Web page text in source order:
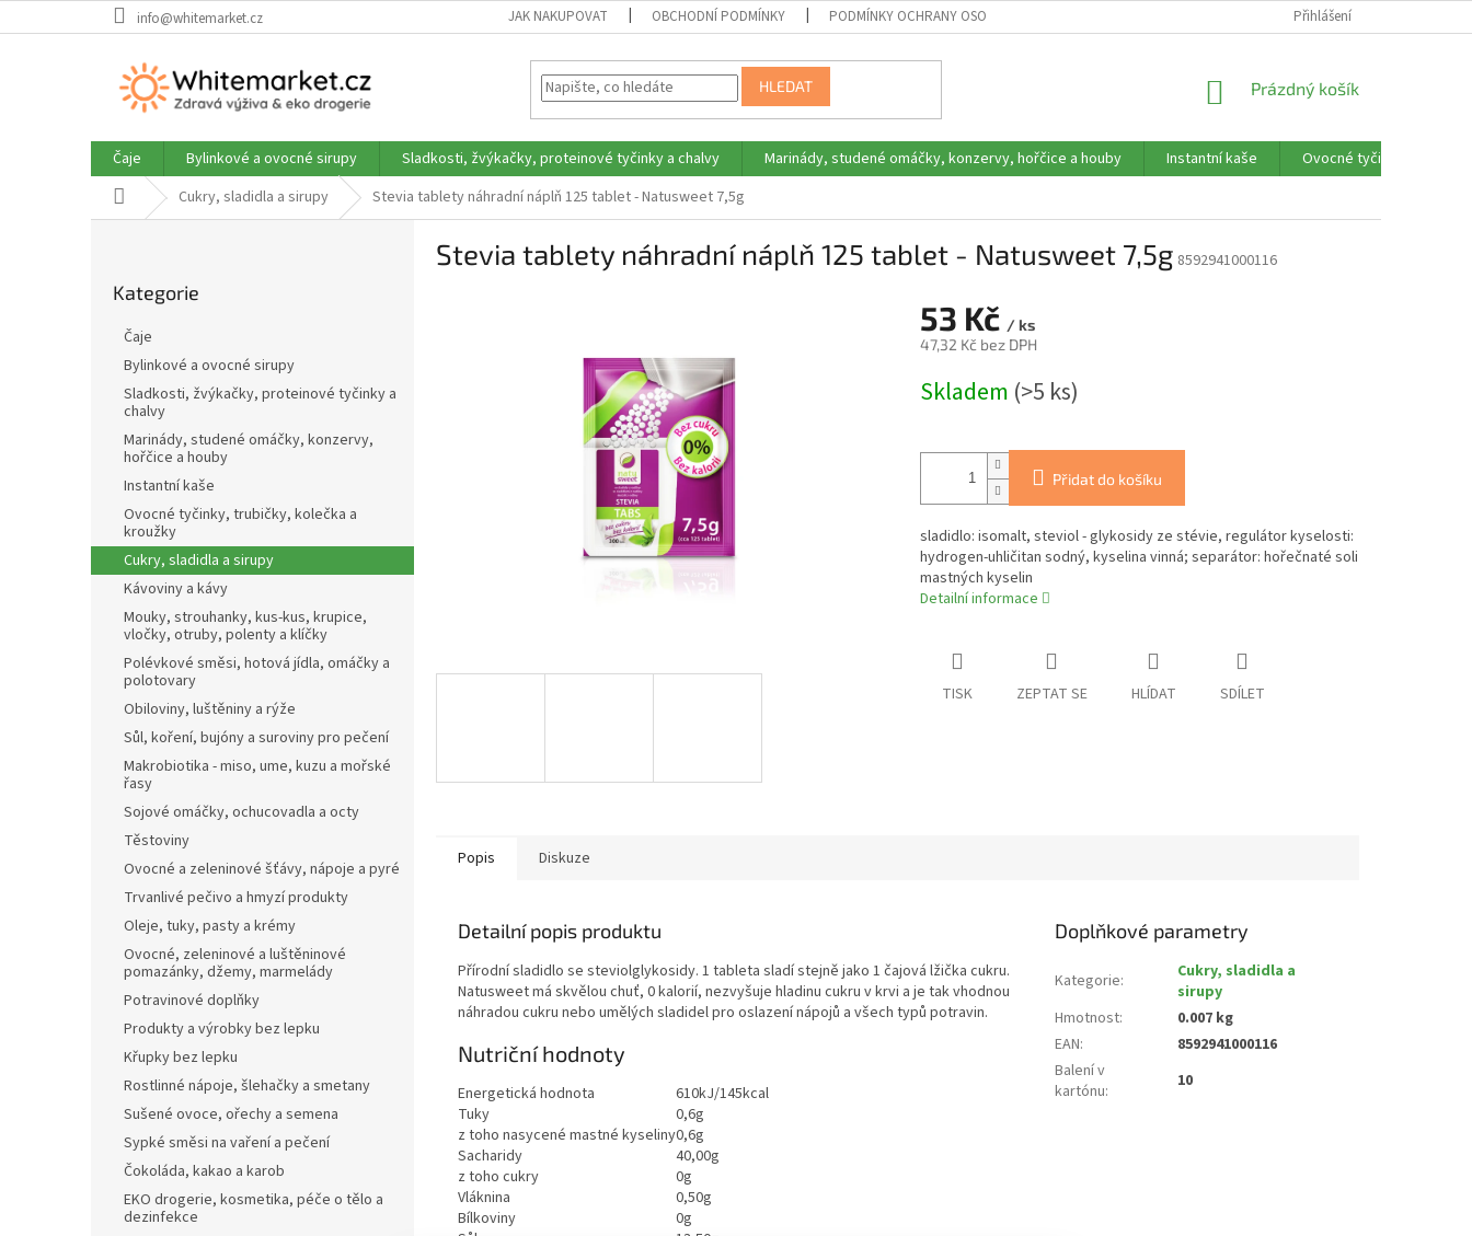
na
info@whitemarket.cz JAK NAKUPOVAT OBCHODNÍ PODMÍNKY PODMÍNKY OCHRANY OSOBNÍCH ÚDAJŮ Přihlášení
HLEDAT
NÁKUPNÍ
Prázdný košík
Čaje Bylinkové a ovocné sirupy Sladkosti, žvýkačky, proteinové tyčinky a chalvy Marinády, studené omáčky, konzervy, hořčice a houby Instantní kaše
Ovocné tyčinky,
Domů Cukry, sladidla a sirupy Stevia tablety náhradní náplň 125 tablet - Natusweet 7,5g
l
kategorie
Kategorie
Čaje
Bylinkové a ovocné sirupy
Sladkosti, žvýkačky, proteinové tyčinky a
chalvy
Marinády, studené omáčky, konzervy,
hořčice a houby
Instantní kaše
Ovocné tyčinky, trubičky, kolečka a
kroužky
Cukry, sladidla a sirupy
Kávoviny a kávy
Mouky, strouhanky, kus-kus, krupice,
vločky, otruby, polenty a klíčky
Polévkové směsi, hotová jídla, omáčky a
polotovary
Obiloviny, luštěniny a rýže
Sůl, koření, bujóny a suroviny pro pečení
Makrobiotika - miso, ume, kuzu a mořské
řasy
Sojové omáčky, ochucovadla a octy
Těstoviny
Ovocné a zeleninové šťávy, nápoje a pyré
Trvanlivé pečivo a hmyzí produkty
Oleje, tuky, pasty a krémy
Ovocné, zeleninové a luštěninové
pomazánky, džemy, marmelády
Potravinové doplňky
Produkty a výrobky bez lepku
Křupky bez lepku
Rostlinné nápoje, šlehačky a smetany
Sušené ovoce, ořechy a semena
Sypké směsi na vaření a pečení
Čokoláda, kakao a karob
EKO drogerie, kosmetika, péče o tělo a
dezinfekce
Stevia tablety náhradní náplň 125 tablet - Natusweet 7,5g 8592941000116
53 Kč / ks
47,32 Kč bez DPH
cena:
Skladem (>5 ks)
Přidat do košíku
sladidlo: isomalt, steviol - glykosidy ze stévie, regulátor kyselosti:
hydrogen-uhličitan sodný, kyselina vinná; separátor: hořečnaté soli
mastných kyselin
Detailní informace
TISK ZEPTAT SE HLÍDAT SDÍLET
Popis Diskuze
Detailní popis produktu
Přírodní sladidlo se steviolglykosidy. 1 tableta sladí stejně jako 1 čajová lžička cukru.
Natusweet má skvělou chuť, 0 kalorií, nezvyšuje hladinu cukru v krvi a je tak vhodnou
náhradou cukru nebo umělých sladidel pro oslazení nápojů a všech typů potravin.
Nutriční hodnoty
Energetická hodnota
610kJ/145kcal
Tuky
0,6g
z toho nasycené mastné kyseliny0,6g
Sacharidy
40,00g
z toho cukry
0g
Vláknina
0,50g
Bílkoviny
0g
Doplňkové parametry
Kategorie:
Cukry, sladidla a
sirupy
Hmotnost:
0.007 kg
EAN:
8592941000116
Balení v
kartónu: 10